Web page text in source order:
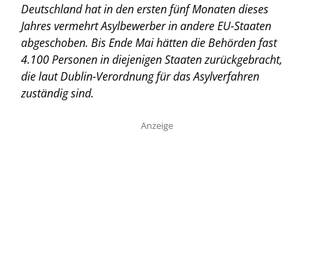
Deutschland hat in den ersten fünf Monaten dieses
Jahres vermehrt Asylbewerber in andere EU-Staaten
abgeschoben. Bis Ende Mai hätten die Behörden fast
4.100 Personen in diejenigen Staaten zurückgebracht,
die laut Dublin-Verordnung für das Asylverfahren
zuständig sind.
Anzeige